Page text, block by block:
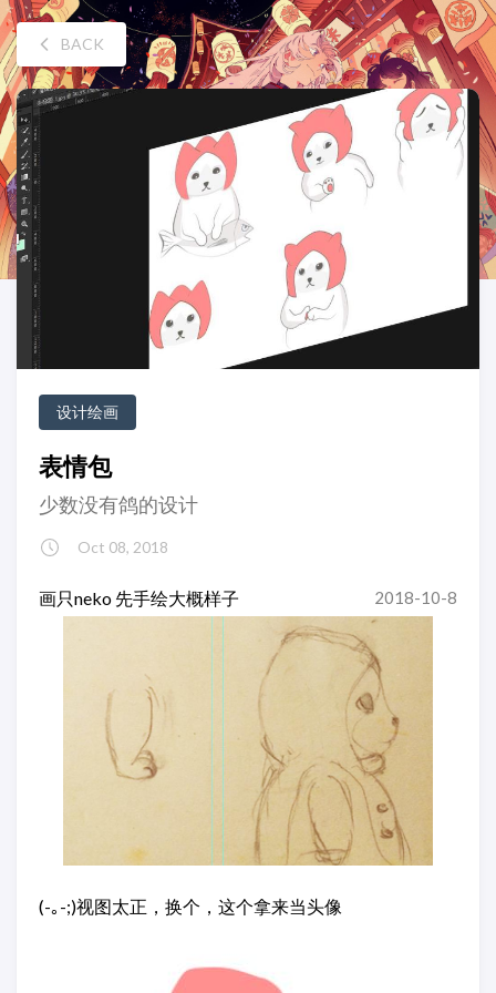
BACK
设计绘画
表情包
少数没有鸽的设计
Oct 08, 2018
2018-10-8
画只neko 先手绘大概样子
(-｡-;)视图太正，换个，这个拿来当头像